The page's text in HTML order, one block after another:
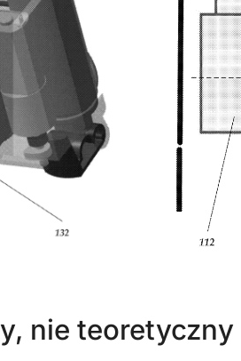
nie teoretyczny